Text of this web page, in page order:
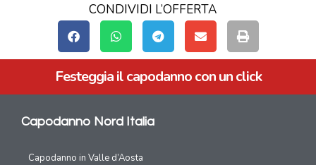
CONDIVIDI L’OFFERTA
Festeggia il capodanno con un click
Capodanno Nord Italia
Capodanno in Valle d’Aosta